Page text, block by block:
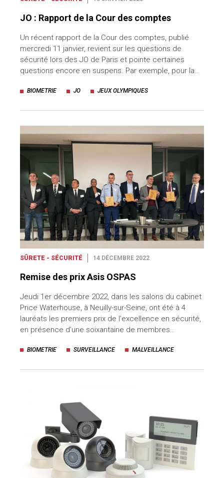
JO : Rapport de la Cour des comptes
Un récent rapport de la Cour des comptes, publié
mercredi 11 janvier, revient sur les questions de
sécurité lors des JO de Paris et pointe certaines
questions encore en suspens. Par exemple, pour la…
BIOMETRIE JO JEUX OLYMPIQUES
SÛRETE - SÉCURITÉ 14 DÉCEMBRE 2022
Remise des prix Asis OSPAS
Jeudi 1er décembre 2022, dans les salons du cabinet
Price Waterhouse, à Neuilly-sur-Seine, ont été à 4
lauréats les premiers prix de l’excellence en sécurité,
en présence d’une soixantaine de membres…
BIOMETRIE SURVEILLANCE MALVEILLANCE